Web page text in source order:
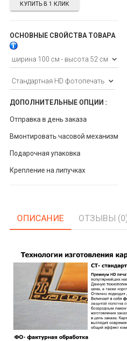
ОСНОВНЫЕ СВОЙСТВА ТОВАРА
ДОПОЛНИТЕЛЬНЫЕ ОПЦИИ :
Отправка в день заказа
Вмонтировать часовой механизм
Подарочная упаковка
Крепление на липучках
КУПИТЬ В 1 КЛИК
ОПИСАНИЕ ОТЗЫВЫ